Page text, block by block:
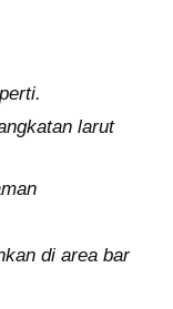
larut
di area bar